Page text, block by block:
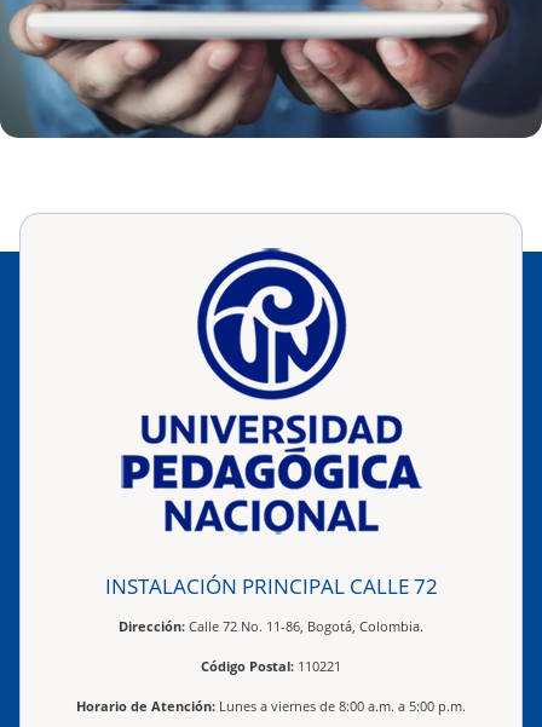
INSTALACIÓN PRINCIPAL CALLE 72
Dirección: Calle 72 No. 11-86, Bogotá, Colombia.
Código Postal: 110221
Horario de Atención: Lunes a viernes de 8:00 a.m. a 5:00 p.m.